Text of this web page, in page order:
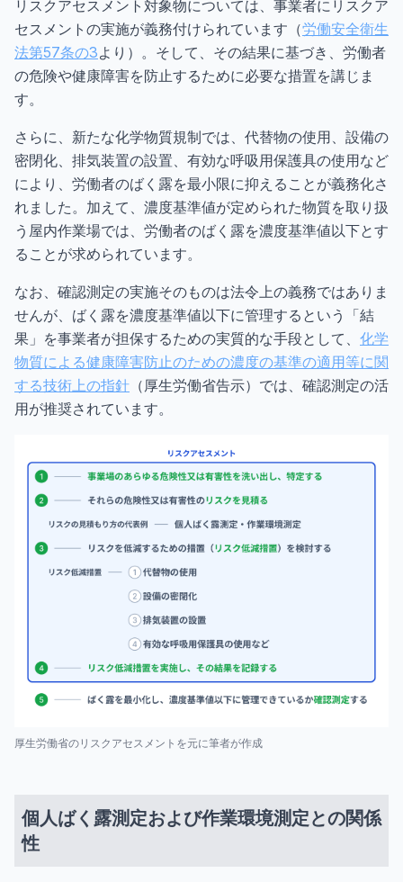
リスクアセスメント対象物については、事業者にリスクア
セスメントの実施が義務付けられています（労働安全衛生
法第57条の3より）。そして、その結果に基づき、労働者
の危険や健康障害を防止するために必要な措置を講じま
す。
さらに、新たな化学物質規制では、代替物の使用、設備の
密閉化、排気装置の設置、有効な呼吸用保護具の使用など
により、労働者のばく露を最小限に抑えることが義務化さ
れました。加えて、濃度基準値が定められた物質を取り扱
う屋内作業場では、労働者のばく露を濃度基準値以下とす
ることが求められています。
なお、確認測定の実施そのものは法令上の義務ではありま
せんが、ばく露を濃度基準値以下に管理するという「結
果」を事業者が担保するための実質的な手段として、 化学
物質による健康障害防止のための濃度の基準の適用等に関
する技術上の指針 （厚生労働省告示）では、確認測定の活
用が推奨されています。
厚生労働省のリスクアセスメントを元に筆者が作成
個人ばく露測定および作業環境測定との関係
性